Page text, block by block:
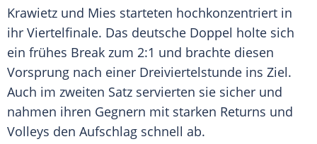
Krawietz und Mies starteten hochkonzentriert in
ihr Viertelfinale. Das deutsche Doppel holte sich
ein frühes Break zum 2:1 und brachte diesen
Vorsprung nach einer Dreiviertelstunde ins Ziel.
Auch im zweiten Satz servierten sie sicher und
nahmen ihren Gegnern mit starken Returns und
Volleys den Aufschlag schnell ab.